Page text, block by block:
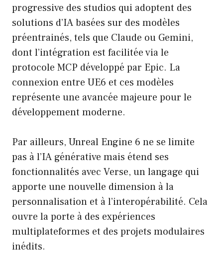
progressive des studios qui adoptent des
solutions d’IA basées sur des modèles
préentrainés, tels que Claude ou Gemini,
dont l’intégration est facilitée via le
protocole MCP développé par Epic. La
connexion entre UE6 et ces modèles
représente une avancée majeure pour le
développement moderne.
Par ailleurs, Unreal Engine 6 ne se limite
pas à l’IA générative mais étend ses
fonctionnalités avec Verse, un langage qui
apporte une nouvelle dimension à la
personnalisation et à l’interopérabilité. Cela
ouvre la porte à des expériences
multiplateformes et des projets modulaires
inédits.